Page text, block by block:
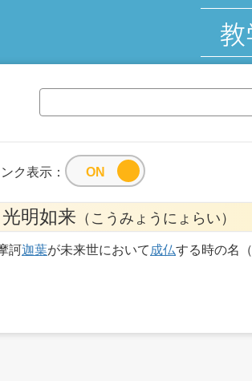
ク表示：
光明如来 （こうみょうにょらい）
訶迦葉が未来世において 成仏する時の名（